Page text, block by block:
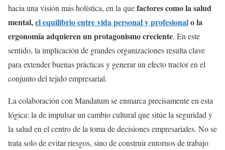
hacia una visión más holística, en la quefactores como la salud
mental,el equilibrio entre vida personal y profesionalo la
ergonomía adquieren un protagonismo creciente. En este
sentido, la implicación de grandes organizaciones resulta clave
para extender buenas prácticas y generar un efecto tractor en el
conjunto del tejido empresarial.
La colaboración con Mandatum se enmarca precisamente en esta
lógica: la de impulsar un cambio cultural que sitúe la seguridad y
la salud en el centro de la toma de decisiones empresariales. No se
trata solo de evitar riesgos, sino de construir entornos de trabajo